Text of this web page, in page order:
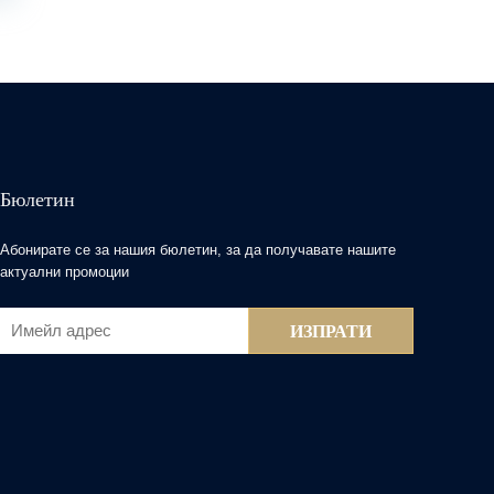
Бюлетин
Абонирате се за нашия бюлетин, за да получавате нашите
актуални промоции